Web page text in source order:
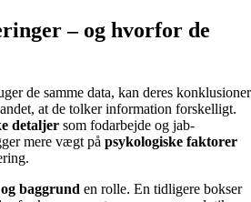
– og hvorfor de
de samme data, kan deres konklusioner
at de tolker information forskelligt.
detaljer som fodarbejde og jab-
mere vægt på psykologiske faktorer
baggrund en rolle. En tidligere bokser